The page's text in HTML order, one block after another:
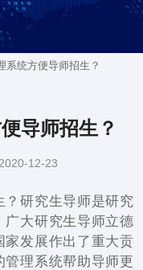
系统方便导师招生？
导师招生？
12-23
？研究生导师是研究
广大研究生导师立德
家发展作出了重大贡
理系统帮助导师更